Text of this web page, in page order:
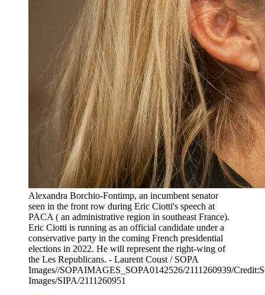
Alexandra Borchio-Fontimp, an incumbent senator
seen in the front row during Eric Ciotti's speech at
PACA ( an administrative region in southeast France).
Eric Ciotti is running as an official candidate under a
conservative party in the coming French presidential
elections in 2022. He will represent the right-wing of
the Les Republicans. - Laurent Coust / SOPA
Images//SOPAIMAGES_SOPA0142526/2111260939/
Images/SIPA/2111260951